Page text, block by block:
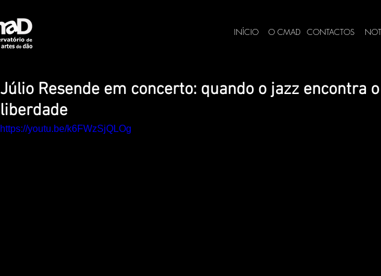
INÍCIO O CMAD CONTACTOS
Júlio Resende em concerto: quando o jazz encontra
liberdade
https://youtu.be/k6FWzSjQLOg